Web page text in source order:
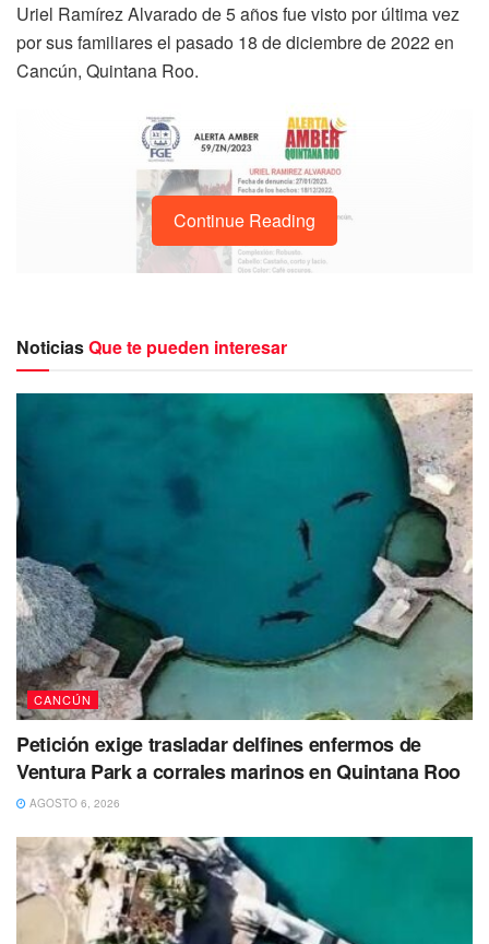
Uriel Ramírez Alvarado de 5 años fue visto por última vez
por sus familiares el pasado 18 de diciembre de 2022 en
Cancún, Quintana Roo.
El menor fue reportado como desaparecido el 28 de
febrero de 2023. Hasta el momento se presume como
persona no localizada, de tal forma que se ha activado una
ficha de búsqueda en la Fiscalía General del Estado
(FGE).
Mide 86 centímetros aproximadamente de estatura, es de
complexión robusta, tez morena clara, tiene cabello
castaño, corto y lacio. Tiene un peso aproximado de 26
kilos.
Al momento de desaparecer vestía una camisa color vino,
pantalón blanco y zapatos oscuros.
Como seña particular tiene lunar en ojo de lado izquierdo y
un lunar verde en la mano izquierda arriba del pulgar.
#cancun
𝐁𝐚𝐧𝐜𝐨𝐬 𝐝𝐞 𝐂𝐚𝐧𝐜ú𝐧 𝐬𝐞𝐜𝐮𝐞𝐬𝐭𝐫𝐚𝐝𝐨𝐬 𝐩𝐨𝐫 𝐥𝐚
Continue Reading
NoticiasQue te pueden interesar
CANCÚN
Petición exige trasladar delfines enfermos de
Ventura Park a corrales marinos en Quintana Roo
AGOSTO 6, 2026